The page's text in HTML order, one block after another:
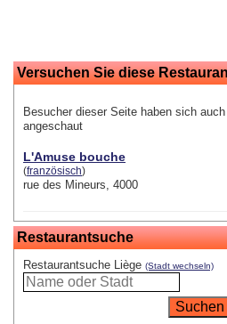
Versuchen Sie diese
Besucher dieser Seite haben sich
angeschaut
L'Amuse bouche
(französisch)
rue des Mineurs, 4000
Restaurantsuche
Restaurantsuche Liège (Stadt wechseln)